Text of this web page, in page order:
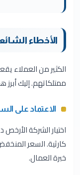
الأخطاء
الكثير من العملاء
ممتلكاتهم. إليك أبرز
الاعتماد على
اختيار الشركة
كارثية. السعر
خبرة العمال.